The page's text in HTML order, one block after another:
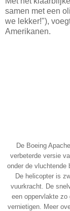
samen met een
we lekker!"),
Amerikanen.
De Boeing
verbeterde versie
onder de vluchtende
De helicopter is
vuurkracht. De
een oppervlakte zo
vernietigen. Meer